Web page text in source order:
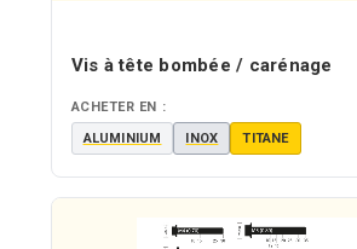
Vis à tête bombée / carénage
ACHETER EN :
ALUMINIUM
INOX TITANE